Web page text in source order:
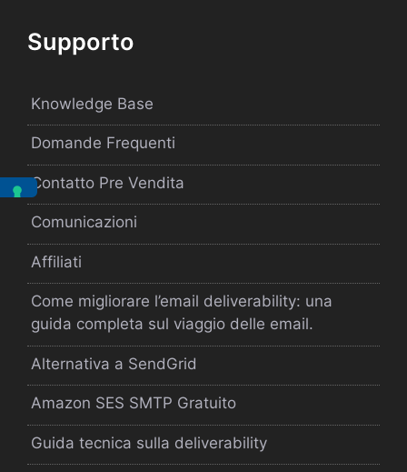
Supporto
Knowledge Base
Domande Frequenti
Contatto Pre Vendita
Comunicazioni
Affiliati
Come migliorare l’email deliverability: una
guida completa sul viaggio delle email.
Alternativa a SendGrid
Amazon SES SMTP Gratuito
Guida tecnica sulla deliverability